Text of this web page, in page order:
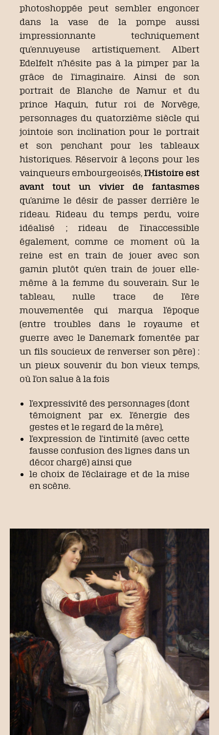
photoshoppée peut sembler engoncer
dans la vase de la pompe aussi
impressionnante techniquement
qu’ennuyeuse artistiquement. Albert
Edelfelt n’hésite pas à la pimper par la
grâce de l’imaginaire. Ainsi de son
portrait de Blanche de Namur et du
prince Haquin, futur roi de Norvège,
personnages du quatorzième siècle qui
jointoie son inclination pour le portrait
et son penchant pour les tableaux
historiques. Réservoir à leçons pour les
vainqueurs embourgeoisés, l’Histoire est
avant tout un vivier de fantasmes
qu’anime le désir de passer derrière le
rideau. Rideau du temps perdu, voire
idéalisé ; rideau de l’inaccessible
également, comme ce moment où la
reine est en train de jouer avec son
gamin plutôt qu’en train de jouer elle-
même à la femme du souverain. Sur le
tableau, nulle trace de l’ère
mouvementée qui marqua l’époque
(entre troubles dans le royaume et
guerre avec le Danemark fomentée par
un fils soucieux de renverser son père) :
un pieux souvenir du bon vieux temps,
où l’on salue à la fois
l’expressivité des personnages (dont
témoignent par ex. l’énergie des
gestes et le regard de la mère),
l’expression de l’intimité (avec cette
fausse confusion des lignes dans un
décor chargé) ainsi que
le choix de l’éclairage et de la mise
en scène.